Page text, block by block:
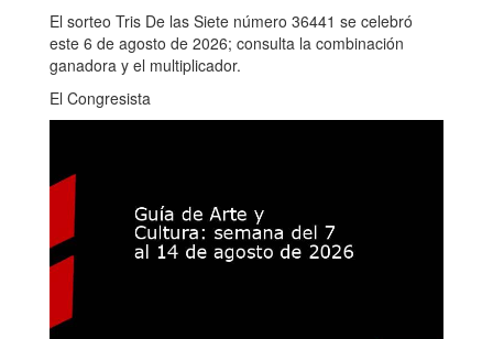
El sorteo Tris De las Siete número 36441 se celebró
este 6 de agosto de 2026; consulta la combinación
ganadora y el multiplicador.
El Congresista